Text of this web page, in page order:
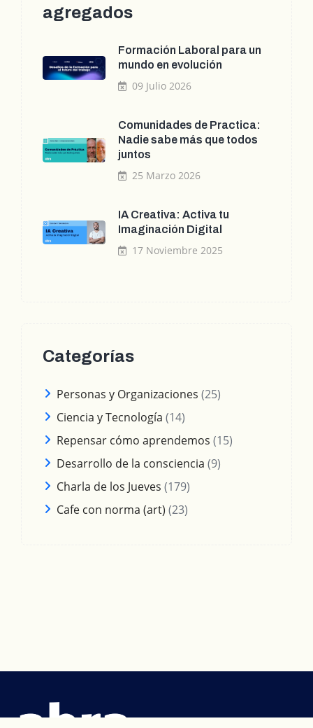
agregados
Formación Laboral para un
mundo en evolución
09 Julio 2026
Comunidades de Practica:
Nadie sabe más que todos
juntos
25 Marzo 2026
IA Creativa: Activa tu
Imaginación Digital
17 Noviembre 2025
Categorías
Personas y Organizaciones (25)
Ciencia y Tecnología (14)
Repensar cómo aprendemos (15)
Desarrollo de la consciencia (9)
Charla de los Jueves (179)
Cafe con norma (art) (23)